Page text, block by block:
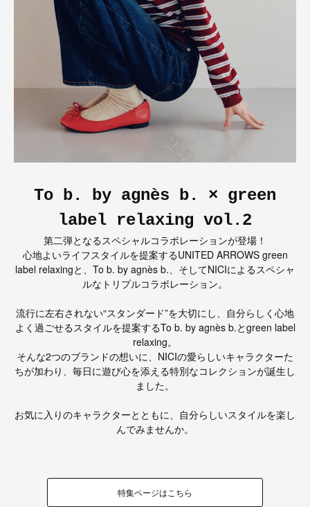
To b. by agnès b. × green
label relaxing vol.2
第二弾となるスペシャルコラボレーションが登場！
心地よいライフスタイルを提案するUNITED ARROWS green
label relaxingと、To b. by agnès b.、そしてNICIによるスペシャ
ルなトリプルコラボレーション。
流行に左右されない“スタンダード”を大切にし、自分らしく心地
よく過ごせるスタイルを提案するTo b. by agnès b.とgreen label
relaxing。
そんな2つのブランドの想いに、NICIの愛らしいキャラクターた
ちが加わり、毎日に遊び心を添える特別なコレクションが誕生し
ました。
お気に入りのキャラクターとともに、自分らしいスタイルを楽し
んでみませんか。
特集ページはこちら